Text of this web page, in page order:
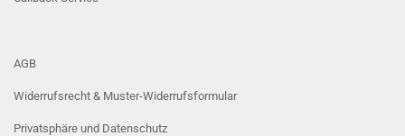
AGB
Widerrufsrecht & Muster-Widerrufsformular
Privatsphäre und Datenschutz